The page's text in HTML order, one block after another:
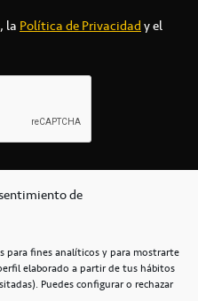
de
para fines analíticos y para mostrarte
elaborado a partir de tus hábitos
Puedes configurar o rechazar
, laPolítica de Privacidady el